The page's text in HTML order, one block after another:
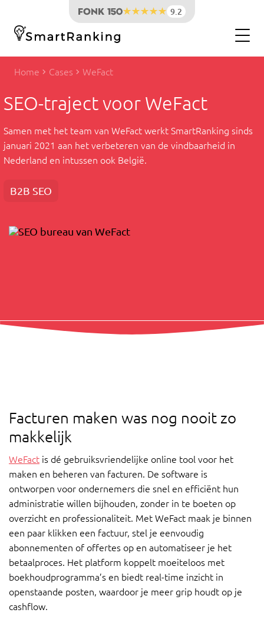
9.2
Home Cases WeFact
SEO-traject voor WeFact
Samen met het team van WeFact werkt SmartRanking sinds
januari 2021 aan het verbeteren van de vindbaarheid in
Nederland en intussen ook België.
B2B SEO
Facturen maken was nog nooit zo
makkelijk
WeFact is dé gebruiksvriendelijke online tool voor het
maken en beheren van facturen. De software is
ontworpen voor ondernemers die snel en efficiënt hun
administratie willen bijhouden, zonder in te boeten op
overzicht en professionaliteit. Met WeFact maak je binnen
een paar klikken een factuur, stel je eenvoudig
abonnementen of offertes op en automatiseer je het
betaalproces. Het platform koppelt moeiteloos met
boekhoudprogramma’s en biedt real-time inzicht in
openstaande posten, waardoor je meer grip houdt op je
cashflow.